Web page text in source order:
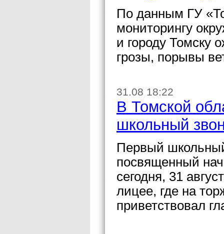
По данным ГУ
мониторингу
и городу Томску
грозы, порывы
31.08 18:22
В Томской
школьный
Первый
посвященный
сегодня, 31
лицее, где на
приветствовал